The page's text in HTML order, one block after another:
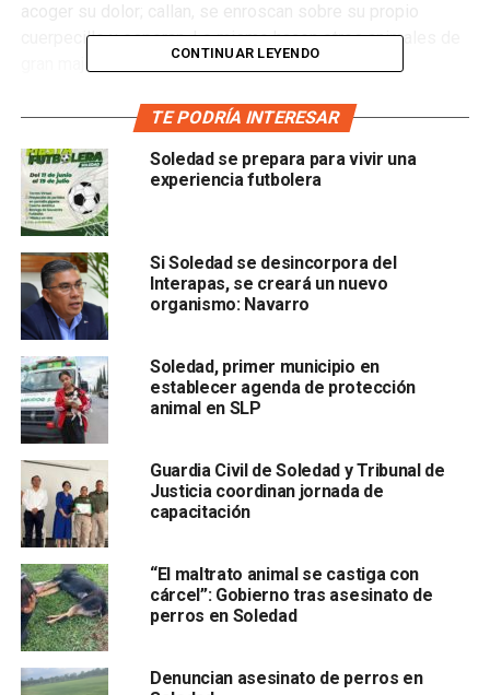
acoger su dolor; callan, se enroscan sobre su propio
cuerpecillo y esperan. Lo mismo hacen otros animales de
gran majestuosidad, como el león.
Como los perros de la calle, el humano está abandonado;
pero la suya es una situación de autoabandono
consiste en el olvido y dejadez de sí mismo, de modo que
todo lo reduce a lo externo, lo material, lo [del] otro. Y de
ahí, las posibilidades de autodestrucción comienzan a ser
cada vez más palpables: poco a poco se convierte en
humano rabioso, que atestigua y contribuye a la extinción
de su propia especie.
¿Cómo reconocer a un humano abandonado y rabioso? En
a su tribu y a sus perros. En la fase intermedia, comienza
su hambre de todo lo que no es suyo y de lo que no es;
por eso ataca a otros de su especie y de especies
CONTINUAR LEYENDO
TE PODRÍA INTERESAR
Soledad se prepara para vivir una
experiencia futbolera
Si Soledad se desincorpora del
Interapas, se creará un nuevo
organismo: Navarro
Soledad, primer municipio en
establecer agenda de protección
animal en SLP
Guardia Civil de Soledad y Tribunal de
Justicia coordinan jornada de
capacitación
“El maltrato animal se castiga con
cárcel”: Gobierno tras asesinato de
perros en Soledad
Denuncian asesinato de perros en